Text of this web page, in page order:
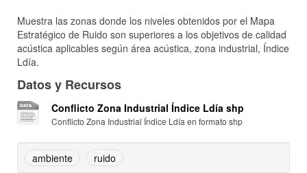
Muestra las zonas donde los niveles obtenidos por el Mapa
Estratégico de Ruido son superiores a los objetivos de calidad
acústica aplicables según área acústica, zona industrial, Índice
Ldía.
Datos y Recursos
Conflicto Zona Industrial Índice Ldía shp
Conflicto Zona Industrial Índice Ldía en formato shp
ambiente ruido